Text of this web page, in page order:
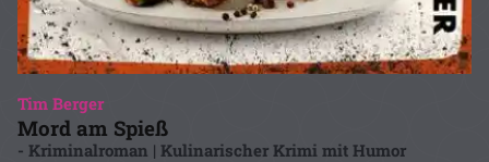
Tim Berger
Mord am Spieß
- Kriminalroman | Kulinarischer Krimi mit Humor